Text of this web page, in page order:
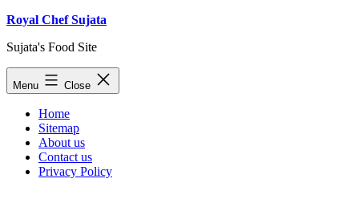
Skip
content
Royal Chef Sujata
Sujata's Food Site
Menu Close
Home
Sitemap
About us
Contact us
Privacy Policy